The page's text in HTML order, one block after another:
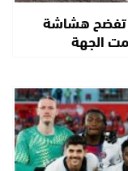
تفضح هشاشة
الجهة